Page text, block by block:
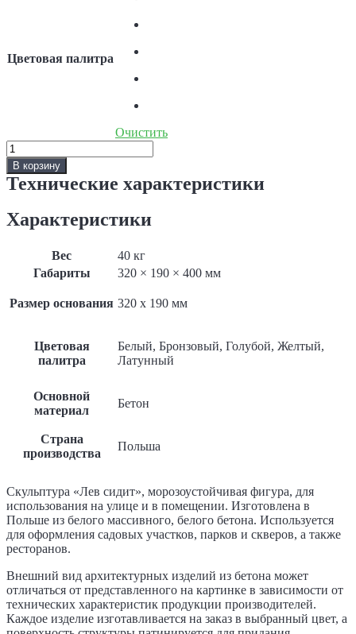
Цветовая палитра
Очистить
Количество
Скульптура
«Лев
сидит»,
В корзину
Технические характеристики
Характеристики
Вес
40 кг
Габариты
320 × 190 × 400 мм
Размер основания 320 x 190 мм
Цветовая
палитра
Белый, Бронзовый, Голубой, Желтый,
Латунный
Основной
материал
Бетон
Страна
производства
Польша
Скульптура «Лев сидит», морозоустойчивая фигура, для
использования на улице и в помещении. Изготовлена в
Польше из белого массивного, белого бетона. Используется
для оформления садовых участков, парков и скверов, а также
ресторанов.
Внешний вид архитектурных изделий из бетона может
отличаться от представленного на картинке в зависимости от
технических характеристик продукции производителей.
Каждое изделие изготавливается на заказ в выбранный цвет, а